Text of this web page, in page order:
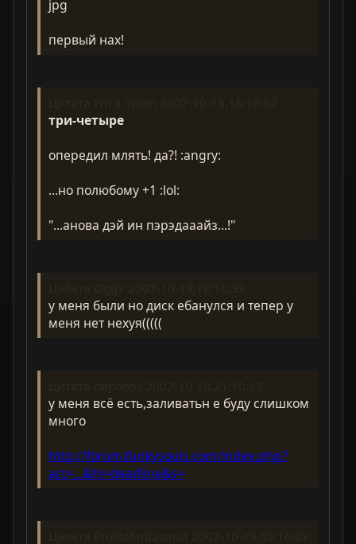
jpg
первый нах!
три-четыре
опередил млять! да?! :angry:
...но полюбому +1 :lol:
"...анова дэй ин пэрэдааайз...!"
у меня были но диск ебанулся и тепер у
меня нет нехуя(((((
у меня всё есть,заливатьн е буду слишком
много
http://forum.funkysouls.com/index.php?
act=...&hl=deadline&s=